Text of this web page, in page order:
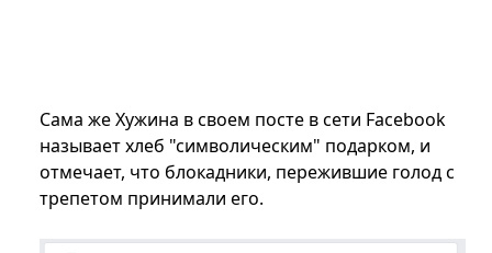
Сама же Хужина в своем посте в сети Facebook
называет хлеб "символическим" подарком, и
отмечает, что блокадники, пережившие голод с
трепетом принимали его.